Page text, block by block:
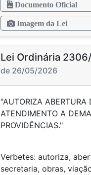
Documento Oficial
Imagem da Lei
Lei Ordinária
de 26/05/2026
"AUTORIZA ABERTURA
ATENDIMENTO A
Verbetes: autoriza,
secretaria,